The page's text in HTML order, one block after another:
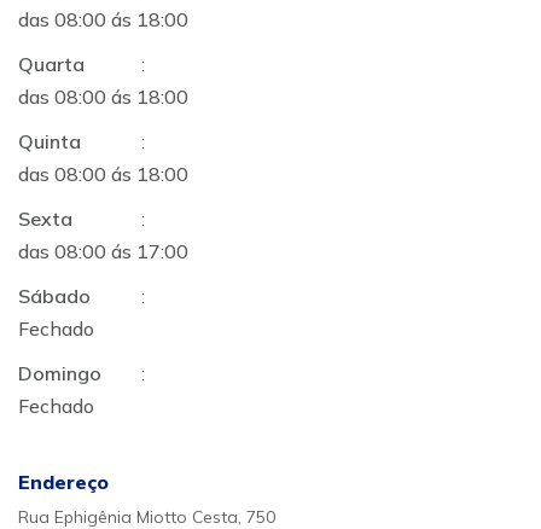
das 08:00 ás 18:00
Quarta
:
das 08:00 ás 18:00
Quinta
:
das 08:00 ás 18:00
Sexta
:
das 08:00 ás 17:00
Sábado
:
Fechado
Domingo
:
Fechado
Endereço
Rua Ephigênia Miotto Cesta, 750